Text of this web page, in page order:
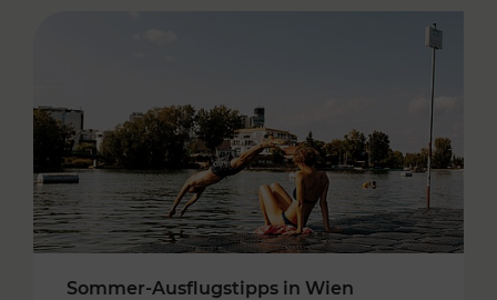
Sommer-Ausflugstipps in Wien